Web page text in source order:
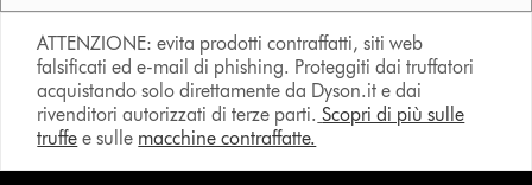
ATTENZIONE: evita prodotti contraffatti, siti web
falsificati ed e-mail di phishing. Proteggiti dai truffatori
acquistando solo direttamente da Dyson.it e dai
rivenditori autorizzati di terze parti. Scopri di più sulle
truffe e sulle macchine contraffatte.